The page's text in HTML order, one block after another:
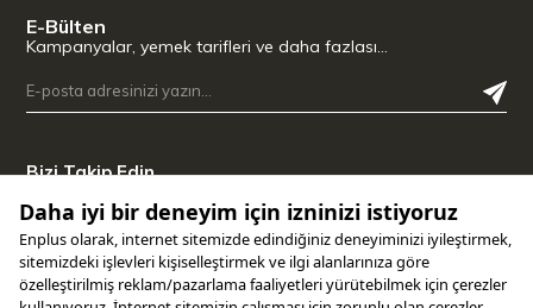
E-Bülten
Kampanyalar, yemek tarifleri ve daha fazlası…
Bizi Takip Edin
Uygulamamızı İndirin